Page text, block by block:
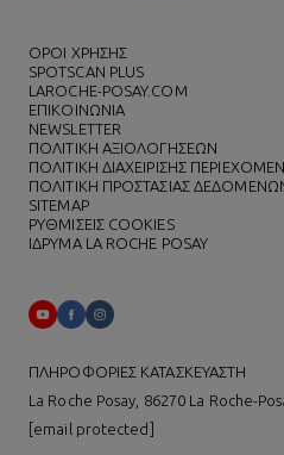
ΌΡΟΙ ΧΡΗΣΗΣ
SPOTSCAN PLUS
LAROCHE-POSAY.COM
ΕΠΙΚΟΙΝΩΝΙΑ
NEWSLETTER
ΠΟΛΙΤΙΚΗ ΑΞΙΟΛΟΓΗΣΕΩΝ
ΠΟΛΙΤΙΚΗ ΔΙΑΧΕΙΡΙΣΗΣ
ΠΟΛΙΤΙΚΗ ΠΡΟΣΤΑΣΙΑΣ
SITEMAP
ΡΥΘΜΙΣΕΙΣ COOKIES
ΙΔΡΥΜΑ LA ROCHE POSAY
ΠΛΗΡΟΦΟΡΙΕΣ ΚΑΤΑΣΚΕΥΑΣΤΗ
La Roche Posay, 86270 La Roche-
[email protected]